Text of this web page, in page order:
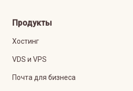
Продукты
Хостинг
VDS и VPS
Почта для бизнеса